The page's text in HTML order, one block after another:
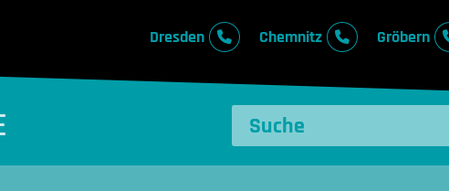
Dresden
Chemnitz Gröbern